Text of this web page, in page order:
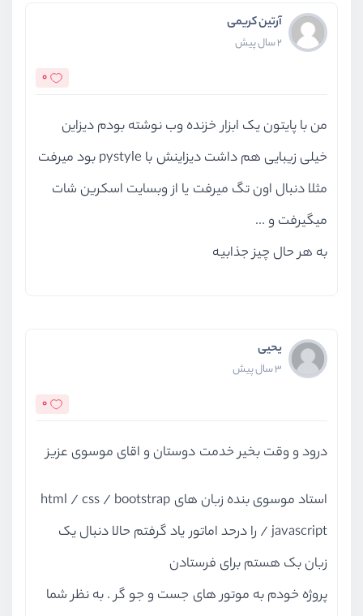
آرتین کریمی
2 سال پیش
0
من با پایتون یک ابزار خزنده وب نوشته بودم دیزاین
خیلی زیبایی هم داشت دیزاینش با pystyle بود میرفت
مثلا دنبال اون تگ میرفت یا از وبسایت اسکرین شات
میگیرفت و ...
به هر حال چیز جذابیه
یحیی
3 سال پیش
0
درود و وقت بخیر خدمت دوستان و اقای موسوی عزیز
استاد موسوی بنده زبان های html / css / bootstrap
/ javascript را درحد اماتور یاد گرفتم حالا دنبال یک
زبان بک هستم برای فرستادن
پروژه خودم به موتور های جست و جو گر . به نظر شما